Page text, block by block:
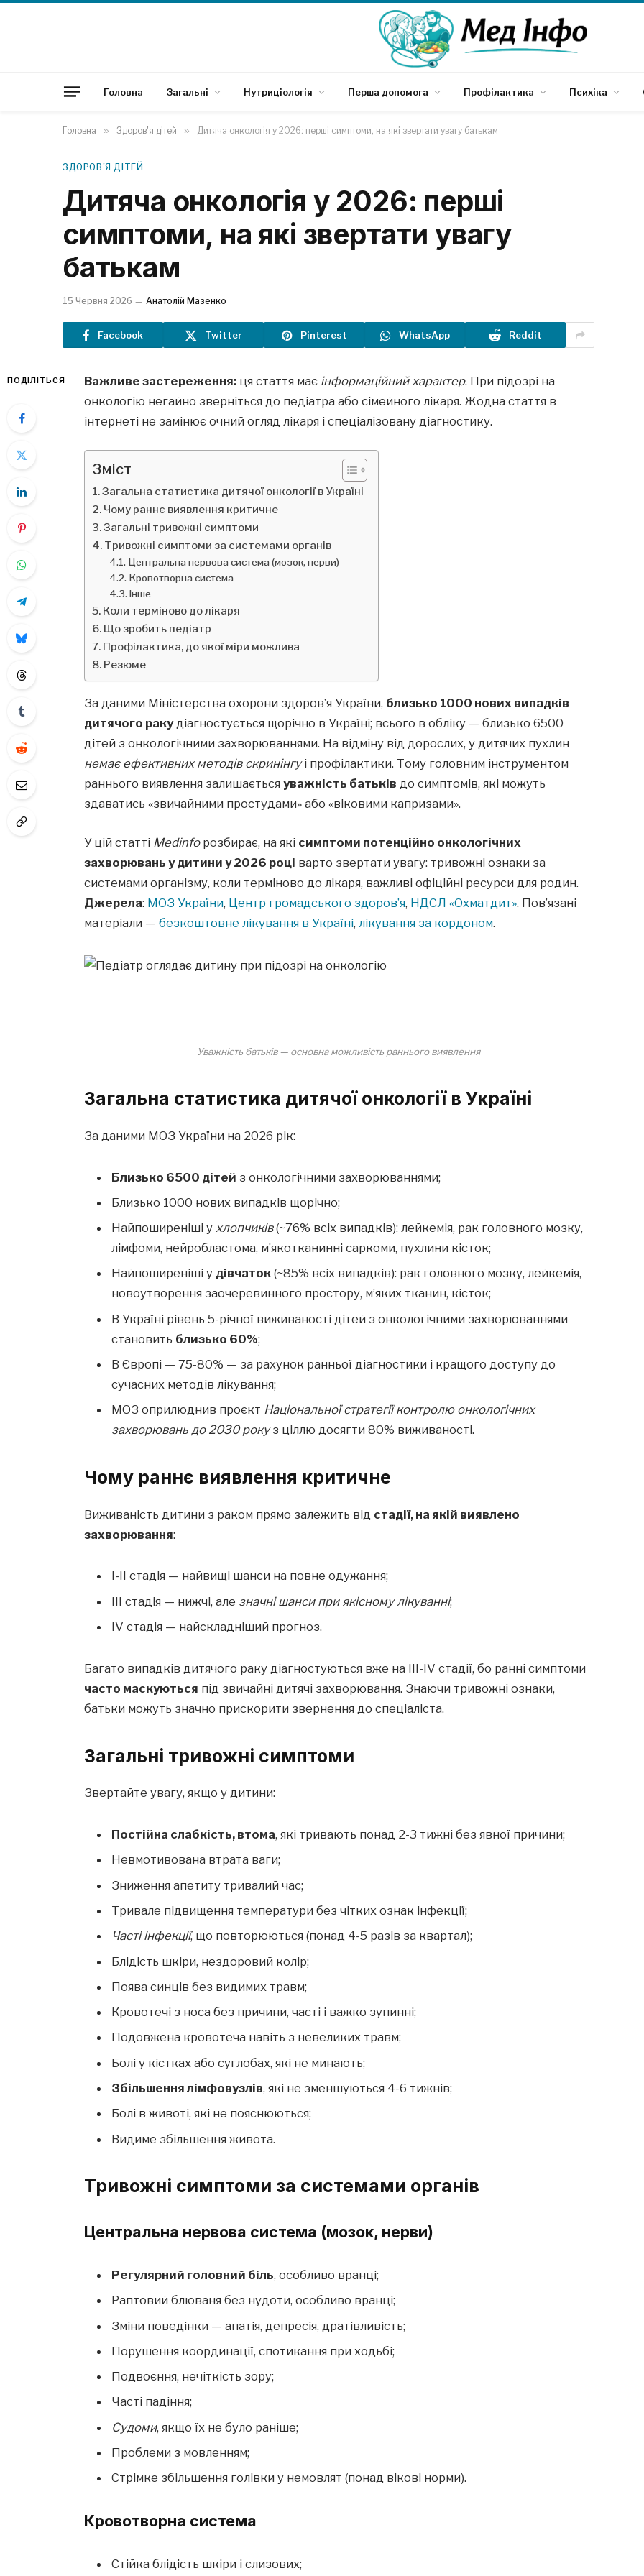
Головна Загальні Нутриціологія Перша допомога Профілактика Психіка
Головна » Здоров'я дітей » Дитяча онкологія у 2026: перші симптоми, на які звертати увагу батькам
ЗДОРОВ'Я ДІТЕЙ
Дитяча онкологія у 2026: перші
симптоми, на які звертати увагу
батькам
15 Червня 2026 Анатолій Мазенко
Facebook Twitter Pinterest WhatsApp Reddit
ПОДІЛІТЬСЯ Важливе застереження: ця стаття має інформаційний характер. При підозрі на
онкологію негайно зверніться до педіатра або сімейного лікаря. Жодна стаття в
інтернеті не замінює очний огляд лікаря і спеціалізовану діагностику.
Зміст
Загальна статистика дитячої онкології в Україні
Чому раннє виявлення критичне
Загальні тривожні симптоми
Тривожні симптоми за системами органів
Центральна нервова система (мозок, нерви)
Кровотворна система
Інше
Коли терміново до лікаря
Що зробить педіатр
Профілактика, до якої міри можлива
Резюме
За даними Міністерства охорони здоров’я України, близько 1000 нових випадків
дитячого ракудіагностується щорічно в Україні; всього в обліку — близько 6500
дітей з онкологічними захворюваннями. На відміну від дорослих, у дитячих пухлин
немає ефективних методів скринінгуі профілактики. Тому головним інструментом
раннього виявлення залишаєтьсяуважність батьків до симптомів, які можуть
здаватись «звичайними простудами» або «віковими капризами».
У цій статті Medinfoрозбирає, на які симптоми потенційно онкологічних
захворювань у дитини у 2026 році варто звертати увагу: тривожні ознаки за
системами організму, коли терміново до лікаря, важливі офіційні ресурси для родин.
Джерела: МОЗ України, Центр громадського здоров’я, НДСЛ «Охматдит». Пов’язані
матеріали —безкоштовне лікування в Україні, лікування за кордоном.
Уважність батьків — основна можливість раннього виявлення
Загальна статистика дитячої онкології в Україні
За даними МОЗ України на 2026 рік:
Близько 6500 дітей з онкологічними захворюваннями;
Близько 1000 нових випадків щорічно;
Найпоширеніші ухлопчиків(~76% всіх випадків): лейкемія, рак головного мозку,
лімфоми, нейробластома, м’якотканинні саркоми, пухлини кісток;
Найпоширеніші у дівчаток (~85% всіх випадків): рак головного мозку, лейкемія,
новоутворення заочеревинного простору, м’яких тканин, кісток;
В Україні рівень 5-річної виживаності дітей з онкологічними захворюваннями
становить близько 60%;
В Європі — 75-80% — за рахунок ранньої діагностики і кращого доступу до
сучасних методів лікування;
МОЗ оприлюднив проєкт Національної стратегії контролю онкологічних
захворювань до 2030 рокуз ціллю досягти 80% виживаності.
Чому раннє виявлення критичне
Виживаність дитини з раком прямо залежить від стадії, на якій виявлено
захворювання:
I-II стадія — найвищі шанси на повне одужання;
III стадія — нижчі, але значні шанси при якісному лікуванні;
IV стадія — найскладніший прогноз.
Багато випадків дитячого раку діагностуються вже на III-IV стадії, бо ранні симптоми
часто маскуються під звичайні дитячі захворювання. Знаючи тривожні ознаки,
батьки можуть значно прискорити звернення до спеціаліста.
Загальні тривожні симптоми
Звертайте увагу, якщо у дитини:
Постійна слабкість, втома, які тривають понад 2-3 тижні без явної причини;
Невмотивована втрата ваги;
Зниження апетиту тривалий час;
Тривале підвищення температури без чітких ознак інфекції;
Часті інфекції, що повторюються (понад 4-5 разів за квартал);
Блідість шкіри, нездоровий колір;
Поява синців без видимих травм;
Кровотечі з носа без причини, часті і важко зупинні;
Подовжена кровотеча навіть з невеликих травм;
Болі у кістках або суглобах, які не минають;
Збільшення лімфовузлів, які не зменшуються 4-6 тижнів;
Болі в животі, які не пояснюються;
Видиме збільшення живота.
Тривожні симптоми за системами органів
Центральна нервова система (мозок, нерви)
Регулярний головний біль, особливо вранці;
Раптовий блюваня без нудоти, особливо вранці;
Зміни поведінки — апатія, депресія, дратівливість;
Порушення координації, спотикання при ходьбі;
Подвоєння, нечіткість зору;
Часті падіння;
Судоми, якщо їх не було раніше;
Проблеми з мовленням;
Стрімке збільшення голівки у немовлят (понад вікові норми).
Кровотворна система
Стійка блідість шкіри і слизових;